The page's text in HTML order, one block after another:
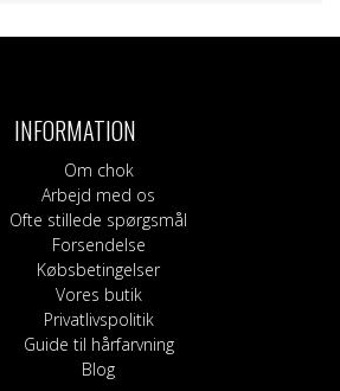
INFORMATION
Om chok
Arbejd med os
Ofte stillede spørgsmål
Forsendelse
Købsbetingelser
Vores butik
Privatlivspolitik
Guide til hårfarvning
Blog